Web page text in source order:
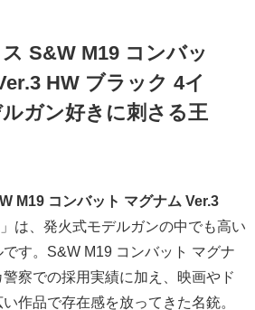
S&W M19 コンバッ
HW ブラック 4イ
ガン好きに刺さる王
M19 コンバット マグナム Ver.3
」は、発火式モデルガンの中でも高い
す。S&W M19 コンバット マグナ
察での採用実績に加え、映画やド
作品で存在感を放ってきた名銃。